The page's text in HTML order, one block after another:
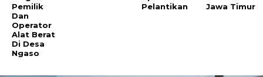
Pemilik
Dan
Operator
Alat Berat
Di Desa
Ngaso
Pelantikan
Jawa Timur